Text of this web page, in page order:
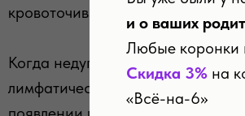
кровоточивость.
Когда недуг прогрессирует, то
лимфатические узлы. Если не
и о ваших
Любые коронки
Скидка 3% на
«Всё-на-6»